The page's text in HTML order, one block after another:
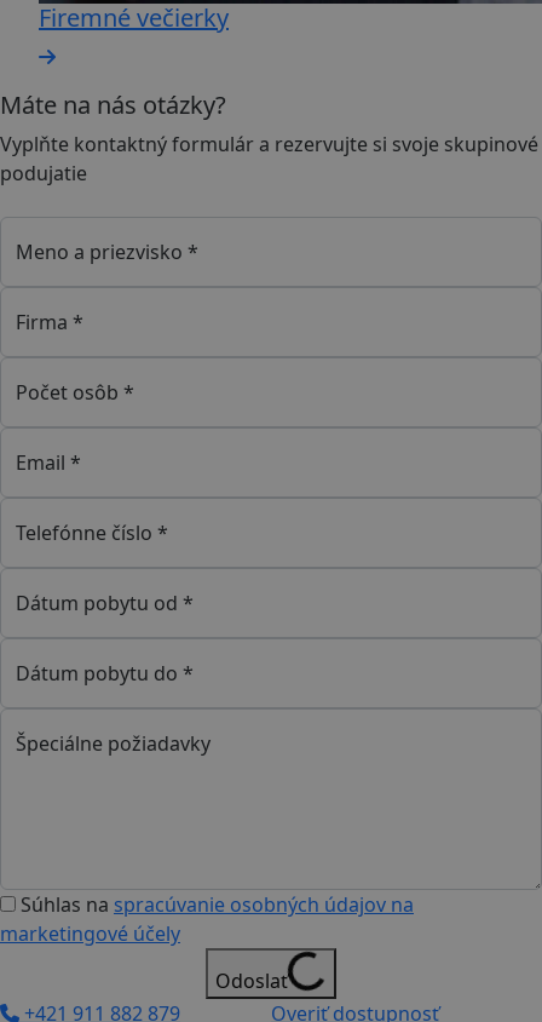
Firemné večierky
Máte na nás otázky?
Vyplňte kontaktný formulár a rezervujte si svoje skupinové
podujatie
Meno a priezvisko *
Firma *
Počet osôb *
Email *
Telefónne číslo *
Dátum pobytu od *
Dátum pobytu do *
Špeciálne požiadavky
Súhlas na spracúvanie osobných údajov na
marketingové účely
Odoslať
+421 911 882 879
Overiť dostupnosť